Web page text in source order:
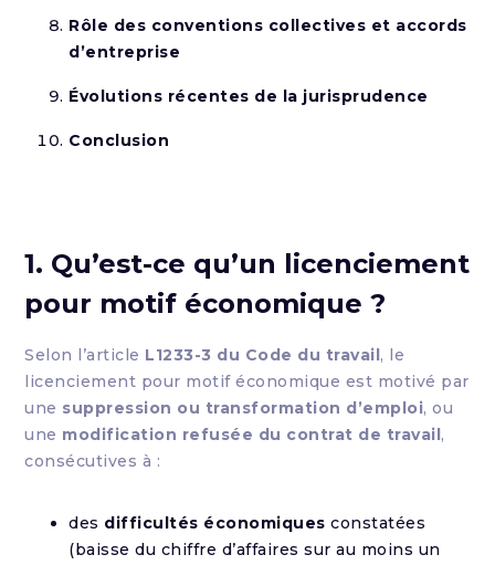
Rôle des conventions collectives et accords
d’entreprise
Évolutions récentes de la jurisprudence
Conclusion
1. Qu’est-ce qu’un licenciement
pour motif économique ?
Selon l’article L1233-3 du Code du travail, le
licenciement pour motif économique est motivé par
une suppression ou transformation d’emploi, ou
une modification refusée du contrat de travail,
consécutives à :
des difficultés économiques constatées
(baisse du chiffre d’affaires sur au moins un